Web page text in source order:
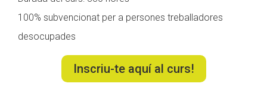
100% subvencionat per a persones treballadores
desocupades
Inscriu-te aquí al curs!